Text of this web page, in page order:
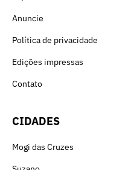
Anuncie
Política de privacidade
Edições impressas
Contato
CIDADES
Mogi das Cruzes